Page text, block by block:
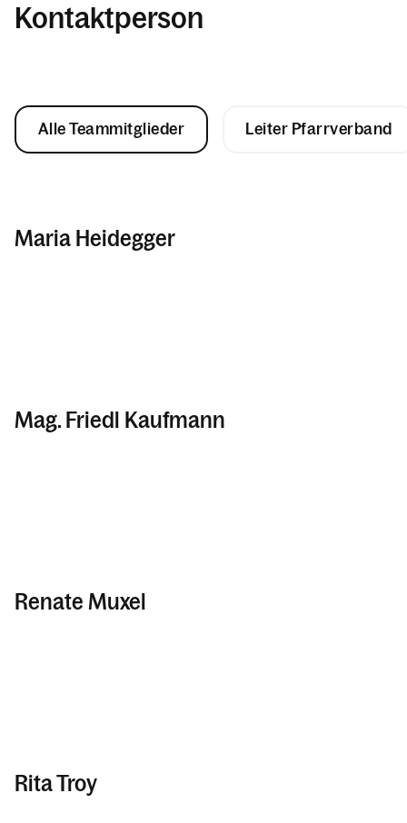
Kontaktperson
Alle Teammitglieder Leiter Pfarrverband
Maria Heidegger
Mag. Friedl Kaufmann
Renate Muxel
Rita Troy